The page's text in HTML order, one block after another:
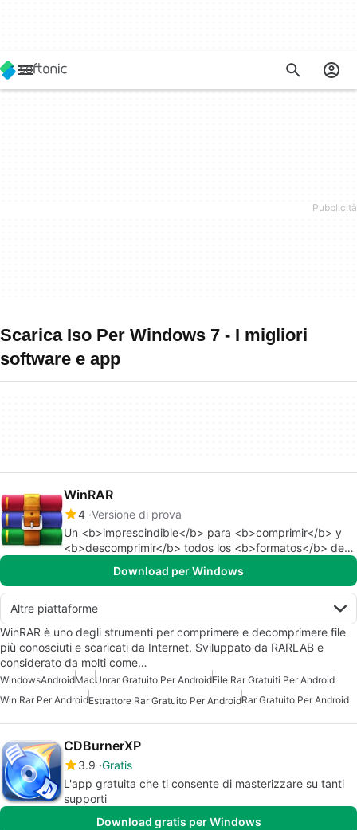
Scarica Iso Per Windows 7 - I migliori
software e app
WinRAR
4 Versione di prova
Un <b>imprescindible</b> para <b>comprimir</b> y
<b>descomprimir</b> todos los <b>formatos</b> de
Download per Windows
Altre piattaforme
WinRAR è uno degli strumenti per comprimere e decomprimere file
più conosciuti e scaricati da Internet. Sviluppato da RARLAB e
considerato da molti come…
WindowsAndroidMacUnrar Gratuito Per AndroidFile Rar Gratuiti Per Android
Win Rar Per AndroidEstrattore Rar Gratuito Per AndroidRar Gratuito Per Android
CDBurnerXP
3.9 Gratis
L'app gratuita che ti consente di masterizzare su tanti
supporti
Download gratis per Windows